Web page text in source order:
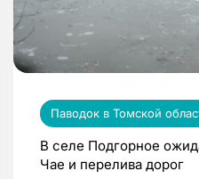
Паводок в Томской
В селе Подгорное
Чае и перелива дорог